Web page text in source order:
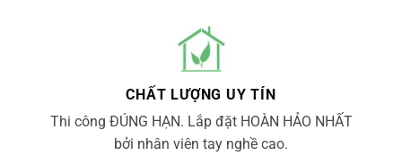
CHẤT LƯỢNG UY TÍN
Thi công ĐÚNG HẠN. Lắp đặt HOÀN HẢO NHẤT
bởi nhân viên tay nghề cao.